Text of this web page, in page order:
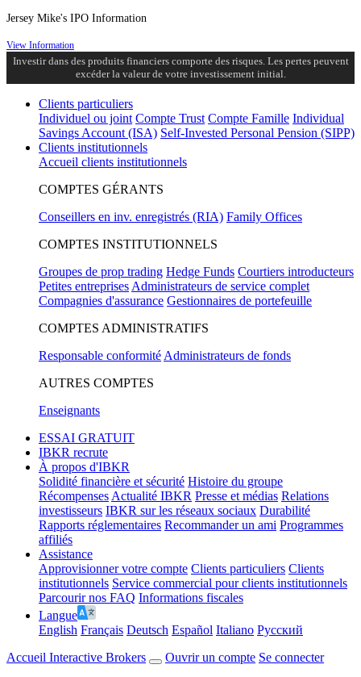
Jersey Mike's IPO Information
View Information
Investir dans des produits financiers comporte des risques. Les pertes peuvent
excéder la valeur de votre investissement initial.
Clients particuliers
Individuel ou joint Compte Trust Compte Famille Individual
Savings Account (ISA) Self-Invested Personal Pension (SIPP)
Clients institutionnels
Accueil clients institutionnels
COMPTES GÉRANTS
Conseillers en inv. enregistrés (RIA) Family Offices
COMPTES INSTITUTIONNELS
Groupes de prop trading Hedge Funds Courtiers introducteurs
Petites entreprises Administrateurs de service complet
Compagnies d'assurance Gestionnaires de portefeuille
COMPTES ADMINISTRATIFS
Responsable conformité Administrateurs de fonds
AUTRES COMPTES
Enseignants
ESSAI GRATUIT
IBKR recrute
À propos d'IBKR
Solidité financière et sécurité Histoire du groupe
Récompenses Actualité IBKR Presse et médias Relations
investisseurs IBKR sur les réseaux sociaux Durabilité
Rapports réglementaires Recommander un ami Programmes
affiliés
Assistance
Approvisionner votre compte Clients particuliers Clients
institutionnels Service commercial pour clients institutionnels
Parcourir nos FAQ Informations fiscales
Langue
English Français Deutsch Español Italiano Pусский
Accueil Interactive Brokers
Ouvrir un compte Se connecter